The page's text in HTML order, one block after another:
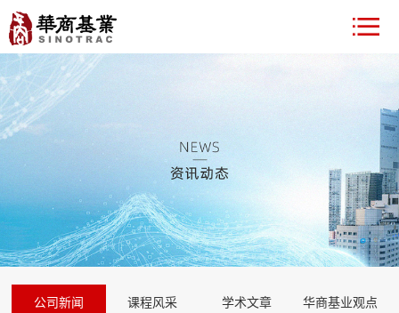
公司新闻 课程风采 学术文章 华商基业观点